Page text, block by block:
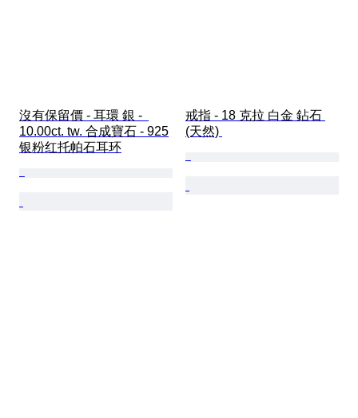
沒有保留價 - 耳環 銀 -
10.00ct. tw. 合成寶石 - 925
银粉红托帕石耳环
戒指 - 18 克拉 白金 鉆石
(天然)